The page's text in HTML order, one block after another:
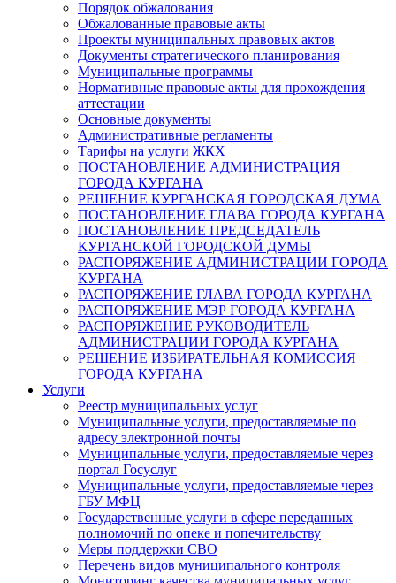
Порядок обжалования
Обжалованные правовые акты
Проекты муниципальных правовых актов
Документы стратегического планирования
Муниципальные программы
Нормативные правовые акты для прохождения
аттестации
Основные документы
Административные регламенты
Тарифы на услуги ЖКХ
ПОСТАНОВЛЕНИЕ АДМИНИСТРАЦИЯ
ГОРОДА КУРГАНА
РЕШЕНИЕ КУРГАНСКАЯ ГОРОДСКАЯ ДУМА
ПОСТАНОВЛЕНИЕ ГЛАВА ГОРОДА КУРГАНА
ПОСТАНОВЛЕНИЕ ПРЕДСЕДАТЕЛЬ
КУРГАНСКОЙ ГОРОДСКОЙ ДУМЫ
РАСПОРЯЖЕНИЕ АДМИНИСТРАЦИИ ГОРОДА
КУРГАНА
РАСПОРЯЖЕНИЕ ГЛАВА ГОРОДА КУРГАНА
РАСПОРЯЖЕНИЕ МЭР ГОРОДА КУРГАНА
РАСПОРЯЖЕНИЕ РУКОВОДИТЕЛЬ
АДМИНИСТРАЦИИ ГОРОДА КУРГАНА
РЕШЕНИЕ ИЗБИРАТЕЛЬНАЯ КОМИССИЯ
ГОРОДА КУРГАНА
Услуги
Реестр муниципальных услуг
Муниципальные услуги, предоставляемые по
адресу электронной почты
Муниципальные услуги, предоставляемые через
портал Госуслуг
Муниципальные услуги, предоставляемые через
ГБУ МФЦ
Государственные услуги в сфере переданных
полномочий по опеке и попечительству
Меры поддержки СВО
Перечень видов муниципального контроля